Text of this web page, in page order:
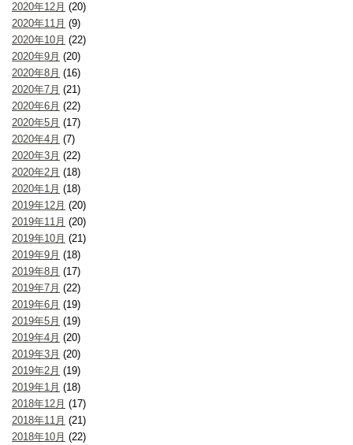
2020年12月 (20)
2020年11月 (9)
2020年10月 (22)
2020年9月 (20)
2020年8月 (16)
2020年7月 (21)
2020年6月 (22)
2020年5月 (17)
2020年4月 (7)
2020年3月 (22)
2020年2月 (18)
2020年1月 (18)
2019年12月 (20)
2019年11月 (20)
2019年10月 (21)
2019年9月 (18)
2019年8月 (17)
2019年7月 (22)
2019年6月 (19)
2019年5月 (19)
2019年4月 (20)
2019年3月 (20)
2019年2月 (19)
2019年1月 (18)
2018年12月 (17)
2018年11月 (21)
2018年10月 (22)